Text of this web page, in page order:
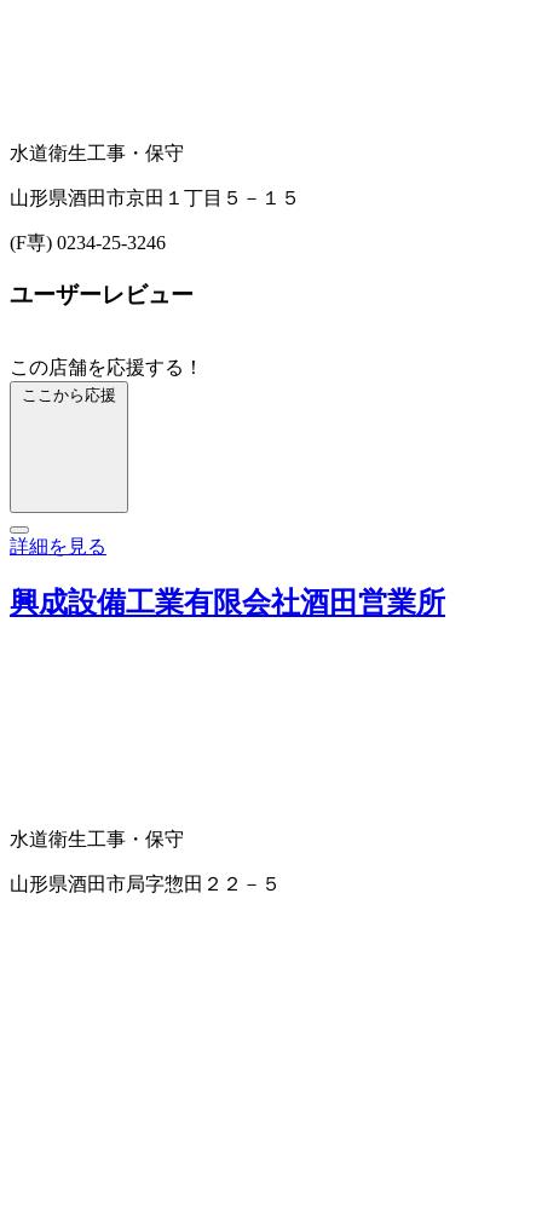
水道衛生工事・保守
山形県酒田市京田１丁目５－１５
(F専) 0234-25-3246
ユーザーレビュー
この店舗を応援する！
ここから応援
詳細を見る
興成設備工業有限会社酒田営業所
水道衛生工事・保守
山形県酒田市局字惣田２２－５